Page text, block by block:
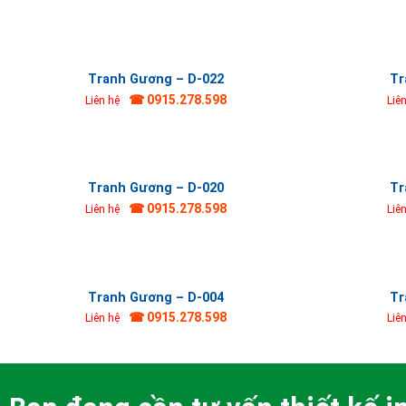
Tranh Gương – D-022
Liên hệ ☎ 0915.278.598
Tranh Gương – D-020
Liên hệ ☎ 0915.278.598
Tranh Gương – D-004
Liên hệ ☎ 0915.278.598